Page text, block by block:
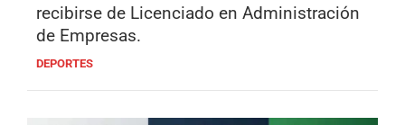
recibirse de Licenciado en Administración
de Empresas.
DEPORTES